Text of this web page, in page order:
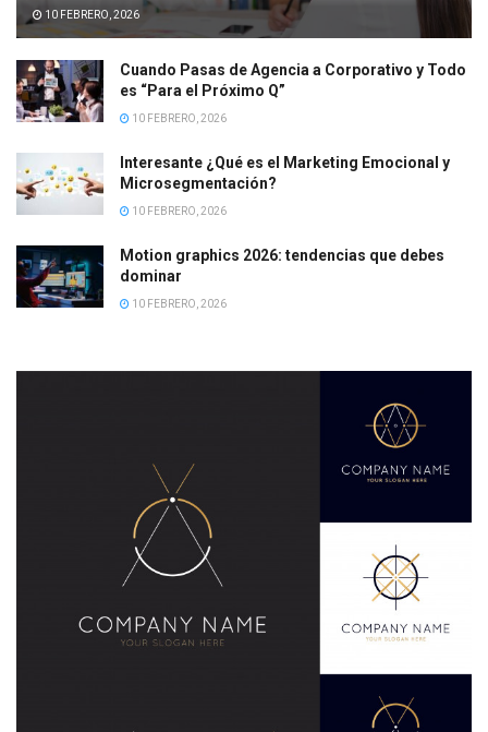
10 FEBRERO, 2026
Cuando Pasas de Agencia a Corporativo y Todo
es “Para el Próximo Q”
10 FEBRERO, 2026
Interesante ¿Qué es el Marketing Emocional y
Microsegmentación?
10 FEBRERO, 2026
Motion graphics 2026: tendencias que debes
dominar
10 FEBRERO, 2026